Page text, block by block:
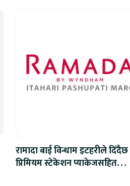
रामादा बाई विन्धाम इटहरीले दिँदैछ
प्रिमियम स्टेकेशन प्याकेजसहित